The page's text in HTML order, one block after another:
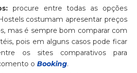
procure entre todas as opções
costumam apresentar preços
mas é sempre bom comparar com
pois em alguns casos pode ficar
os sites comparativos para
o Booking.